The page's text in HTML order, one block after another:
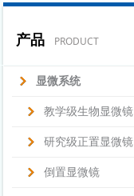
产品 PRODUCT
显微系统
教学级生物显微镜
研究级正置显微镜
倒置显微镜